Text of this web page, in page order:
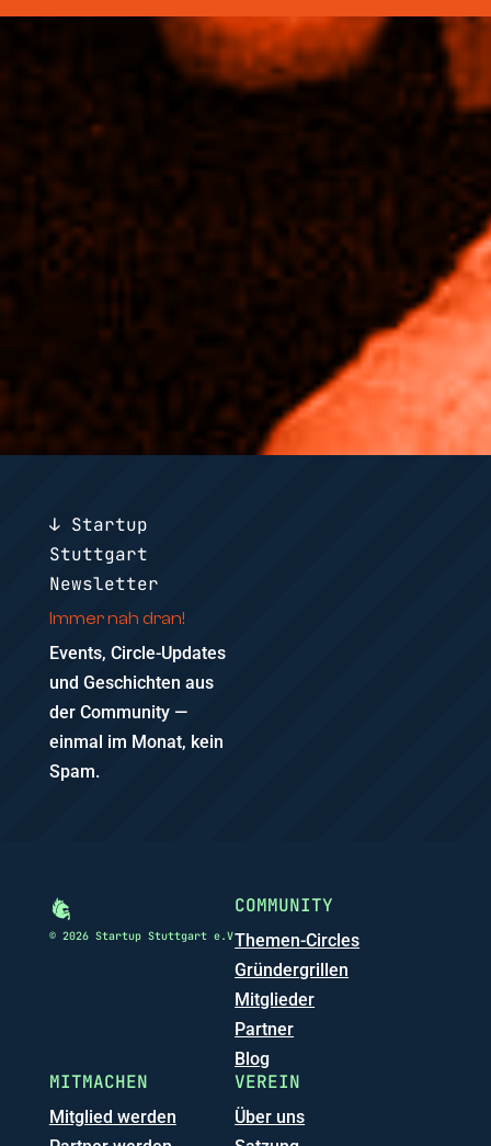
↓ Startup
Stuttgart
Newsletter
Immer nah dran!
Events, Circle-Updates
und Geschichten aus
der Community —
einmal im Monat, kein
Spam.
© 2026 Startup Stuttgart e.V
COMMUNITY
Themen-Circles
Gründergrillen
Mitglieder
Partner
Blog
MITMACHEN
Mitglied werden
VEREIN
Über uns